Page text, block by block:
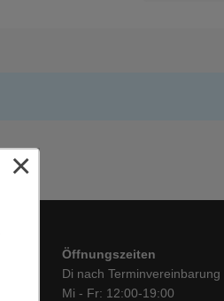
Öffnungszeiten
Di nach Terminvereinbarung
Mi - Fr: 12:00-19:00
×